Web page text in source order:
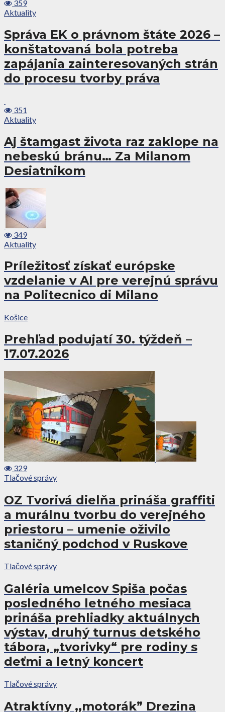
359
Aktuality
Správa EK o právnom štáte 2026 –
konštatovaná bola potreba
zapájania zainteresovaných strán
do procesu tvorby práva
351
Aktuality
Aj štamgast života raz zaklope na
nebeskú bránu… Za Milanom
Desiatnikom
349
Aktuality
Príležitosť získať európske
vzdelanie v AI pre verejnú správu
na Politecnico di Milano
Košice
Prehľad podujatí 30. týždeň –
17.07.2026
329
Tlačové správy
OZ Tvorivá dielňa prináša graffiti
a murálnu tvorbu do verejného
priestoru – umenie oživilo
staničný podchod v Ruskove
Tlačové správy
Galéria umelcov Spiša počas
posledného letného mesiaca
prináša prehliadky aktuálnych
výstav, druhý turnus detského
tábora, „tvorivky“ pre rodiny s
deťmi a letný koncert
Tlačové správy
Atraktívny ,,motorák” Drezina